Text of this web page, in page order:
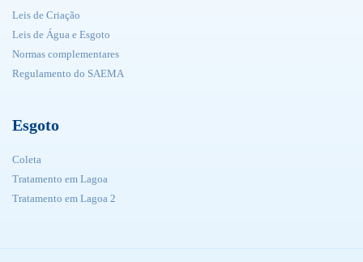
Leis de Criação
Leis de Água e Esgoto
Normas complementares
Regulamento do SAEMA
Esgoto
Coleta
Tratamento em Lagoa
Tratamento em Lagoa 2